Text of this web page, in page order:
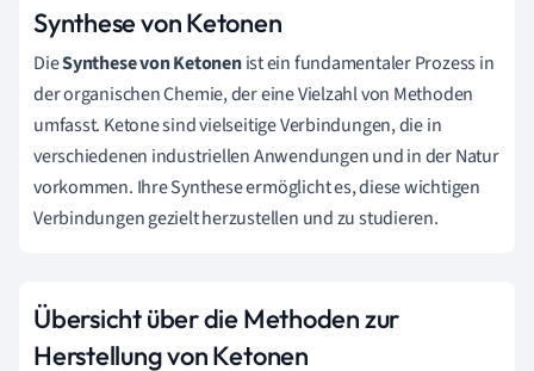
Synthese von Ketonen
DieSynthese von Ketonenist ein fundamentaler Prozess in
der organischen Chemie, der eine Vielzahl von Methoden
umfasst. Ketone sind vielseitige Verbindungen, die in
verschiedenen industriellen Anwendungen und in der Natur
vorkommen. Ihre Synthese ermöglicht es, diese wichtigen
Verbindungen gezielt herzustellen und zu studieren.
Übersicht über die Methoden zur
Herstellung von Ketonen